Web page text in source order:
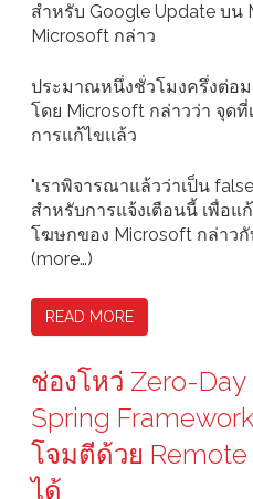
สำหรับ Google Update บน
Microsoft กล่าว
ประมาณหนึ่งชั่วโมงครึ่งต่อ
โดย Microsoft กล่าวว่า จุดที่
การแก้ไขแล้ว
"เราพิจารณาแล้วว่าเป็น
สำหรับการแจ้งเตือนนี้ เพื่อ
โฆษกของ Microsoft กล่าว
(more…)
READ MORE
ช่องโหว่ Zero-
Spring
โจมตีด้วย
ได้